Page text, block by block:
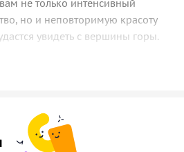
не только интенсивный
но и неповторимую красоту
увидеть с вершины горы.
сможете почувствовать
священного места.